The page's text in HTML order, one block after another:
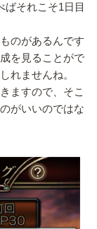
ばそれこそ1日目
のがあるんです
を見ることがで
れませんね。
ますので、そこ
がいいのではな